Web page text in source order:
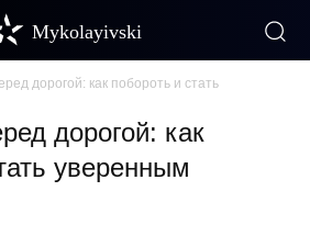
Mykolayivski
дорогой: как побороть и стать
дорогой: как
уверенным